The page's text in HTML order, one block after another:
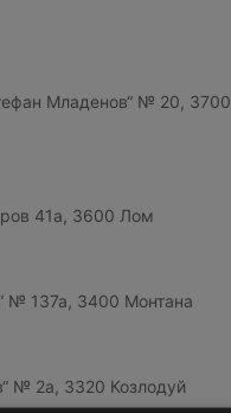
Младенов“ № 20, 3700
41а, 3600 Лом
№ 137а, 3400 Монтана
№ 2а, 3320 Козлодуй